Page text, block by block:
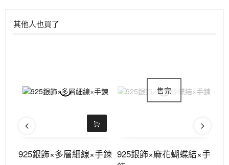
其他人也買了
925銀飾×多層細線×手鍊 925銀飾×麻花蝴蝶結×手